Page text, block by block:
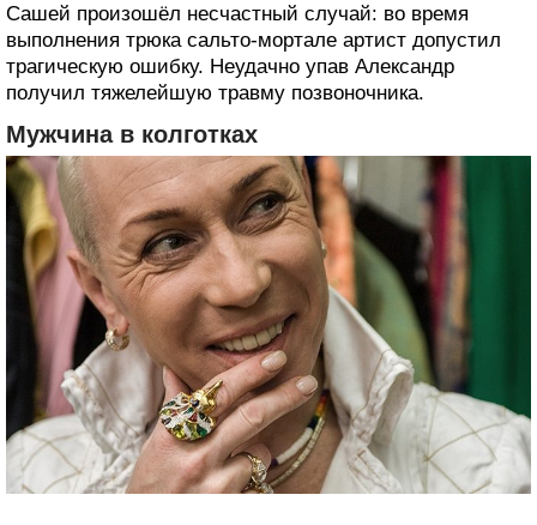
Сашей произошёл несчастный случай: во время
выполнения трюка сальто-мортале артист допустил
трагическую ошибку. Неудачно упав Александр
получил тяжелейшую травму позвоночника.
Мужчина в колготках